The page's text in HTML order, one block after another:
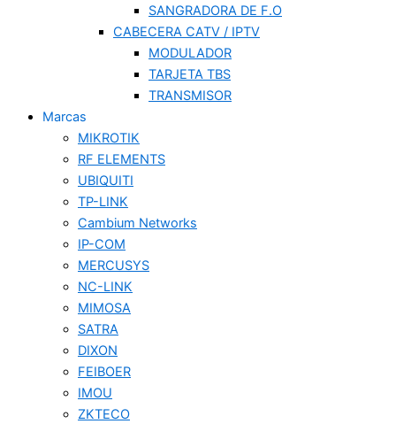
SANGRADORA DE F.O
CABECERA CATV / IPTV
MODULADOR
TARJETA TBS
TRANSMISOR
Marcas
MIKROTIK
RF ELEMENTS
UBIQUITI
TP-LINK
Cambium Networks
IP-COM
MERCUSYS
NC-LINK
MIMOSA
SATRA
DIXON
FEIBOER
IMOU
ZKTECO